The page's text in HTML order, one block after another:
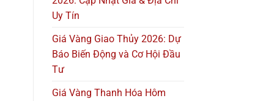
Uy Tín
Giá Vàng Giao Thủy 2026: Dự
Báo Biến Động và Cơ Hội Đầu
Tư
Giá Vàng Thanh Hóa Hôm